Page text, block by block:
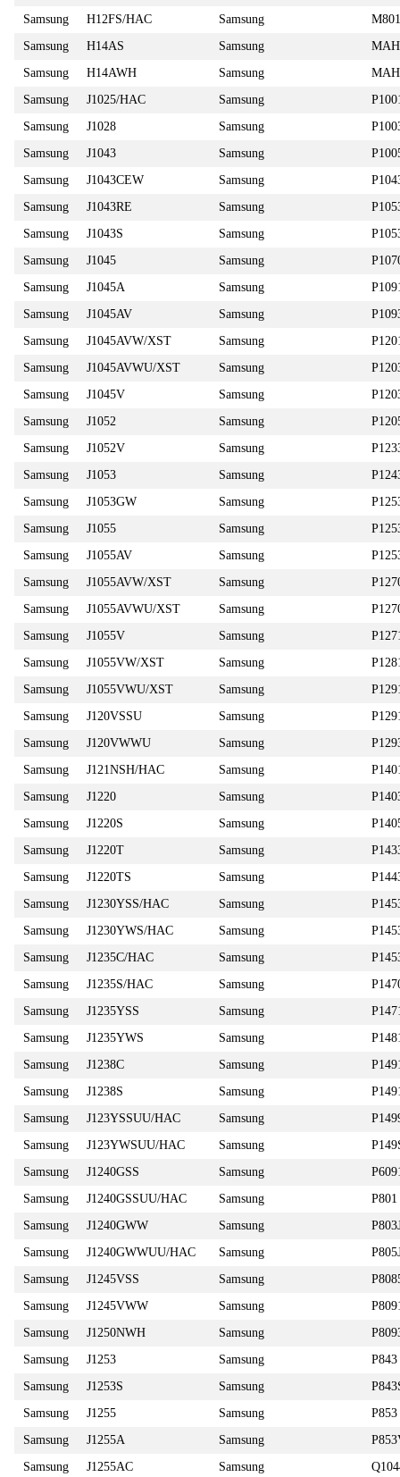
Samsung
H12FS/HAC Samsung
M801
Samsung
H14AS Samsung
Samsung
H14AWH Samsung
Samsung
J1025/HAC Samsung
Samsung
J1028 Samsung
Samsung
J1043 Samsung
Samsung
J1043CEW Samsung
Samsung
J1043RE Samsung
Samsung
J1043S Samsung
Samsung
J1045 Samsung
Samsung
J1045A Samsung
Samsung
J1045AV Samsung
Samsung
J1045AVW/XST Samsung
Samsung
J1045AVWU/XST Samsung
Samsung
J1045V Samsung
Samsung
J1052 Samsung
Samsung
J1052V Samsung
Samsung
J1053 Samsung
Samsung
J1053GW Samsung
Samsung
J1055 Samsung
Samsung
J1055AV Samsung
Samsung
J1055AVW/XST Samsung
Samsung
J1055AVWU/XST Samsung
Samsung
J1055V Samsung
Samsung
J1055VW/XST Samsung
Samsung
J1055VWU/XST Samsung
Samsung
J120VSSU Samsung
Samsung
J120VWWU Samsung
Samsung
J121NSH/HAC Samsung
Samsung
J1220 Samsung
Samsung
J1220S Samsung
Samsung
J1220T Samsung
Samsung
J1220TS Samsung
Samsung
J1230YSS/HAC Samsung
Samsung
J1230YWS/HAC Samsung
Samsung
J1235C/HAC Samsung
Samsung
J1235S/HAC Samsung
Samsung
J1235YSS Samsung
Samsung
J1235YWS Samsung
Samsung
J1238C Samsung
Samsung
J1238S Samsung
Samsung
J123YSSUU/HAC Samsung
Samsung
J123YWSUU/HAC Samsung
Samsung
J1240GSS Samsung
Samsung
J1240GSSUU/HAC Samsung
P801
Samsung
J1240GWW Samsung
Samsung
J1240GWWUU/HAC Samsung
Samsung
J1245VSS Samsung
Samsung
J1245VWW Samsung
Samsung
J1250NWH Samsung
Samsung
J1253 Samsung
P843
Samsung
J1253S Samsung
Samsung
J1255 Samsung
P853
Samsung
J1255A Samsung
Samsung
J1255AC Samsung